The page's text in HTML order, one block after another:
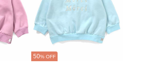
50% OFF